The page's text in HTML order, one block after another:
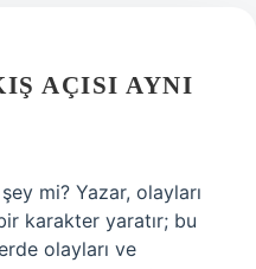
AÇISI AYNI
şey mi? Yazar, olayları
karakter yaratır; bu
olayları ve